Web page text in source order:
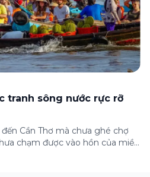
tranh sông nước rực rỡ
Cần Thơ mà chưa ghé chợ
chạm được vào hồn của miền